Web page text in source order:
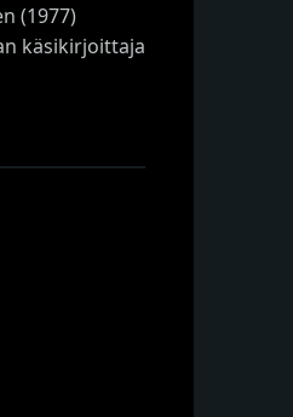
(1977)
käsikirjoittaja